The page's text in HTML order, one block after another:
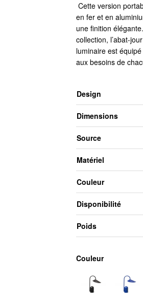
Cette version
en fer et en
une finition
collection, l’abat-
luminaire est
aux besoins de
Design
Dimensions
Source
Matériel
Couleur
Disponibilité
Poids
Couleur